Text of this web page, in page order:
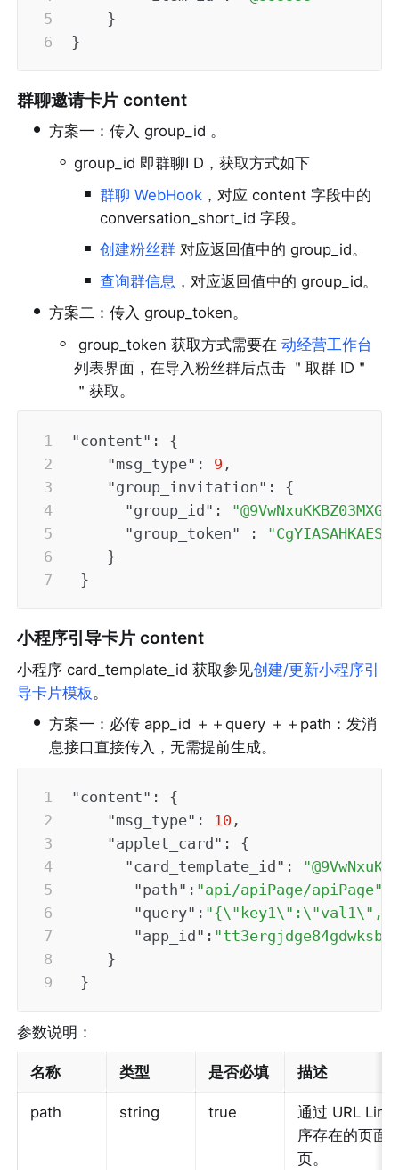
}
}
群聊邀请卡片 content
• 方案一：传入 group_id 。
◦ group_id 即群聊I D，获取方式如下
▪ 群聊 WebHook ，对应 content 字段中的
conversation_short_id 字段。
▪ 创建粉丝群 对应返回值中的 group_id。
▪ 查询群信息 ，对应返回值中的 group_id。
• 方案二：传入 group_token。
◦ group_token 获取方式需要在 动经营工作台
列表界面，在导入粉丝群后点击 ＂取群 ID＂
＂获取。
"content" :
{
"msg_type" : 9 ,
"group_invitation" :
{
"group_id" :
"group_token"
:
}
}
小程序引导卡片 content
小程序 card_template_id 获取参见创建/更新小程序引
导卡片模板 。
• 方案一：必传 app_id ＋＋query ＋＋path：发消
息接口直接传入，无需提前生成。
"content" :
{
"msg_type" : 10 ,
"applet_card" :
{
"card_template_id" :
"path" : "api/apiPage/apiPage"
"query" :
"app_id" : "tt3ergjdge84gdwksb"
}
}
参数说明：
名称 类型 是否必填 描述
path string true
通过 URL
序存在的页面
页。